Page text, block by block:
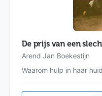
De prijs van een
Arend Jan Boekestijn
Waarom hulp in haar